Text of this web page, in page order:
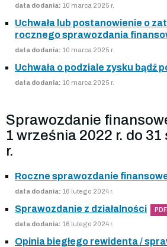
data dodania: 10 marca 2025 r.
Uchwała lub postanowienie o
rocznego sprawozdania
data dodania: 10 marca 2025 r.
Uchwała o podziale zysku bądź
data dodania: 10 marca 2025 r.
Sprawozdanie
1 września 2022 r. do
r.
Roczne sprawozdanie
data dodania: 16 lutego 2024 r.
Sprawozdanie z działalności PDF
data dodania: 16 lutego 2024 r.
Opinia biegłego rewidenta /